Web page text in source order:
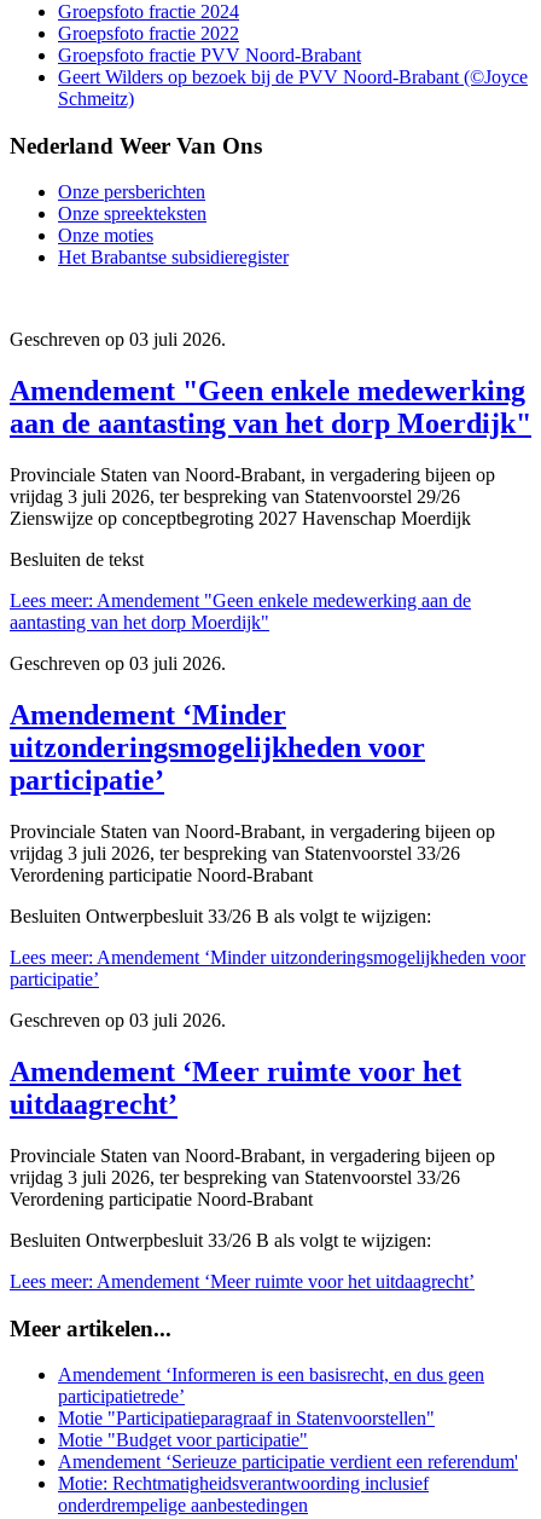
Groepsfoto fractie 2024
Groepsfoto fractie 2022
Groepsfoto fractie PVV Noord-Brabant
Geert Wilders op bezoek bij de PVV Noord-Brabant (©Joyce
Schmeitz)
Nederland Weer Van Ons
Onze persberichten
Onze spreekteksten
Onze moties
Het Brabantse subsidieregister
Geschreven op 03 juli 2026.
Amendement "Geen enkele medewerking
aan de aantasting van het dorp Moerdijk"
Provinciale Staten van Noord-Brabant, in vergadering bijeen op
vrijdag 3 juli 2026, ter bespreking van Statenvoorstel 29/26
Zienswijze op conceptbegroting 2027 Havenschap Moerdijk
Besluiten de tekst
Lees meer: Amendement "Geen enkele medewerking aan de
aantasting van het dorp Moerdijk"
Geschreven op 03 juli 2026.
Amendement ‘Minder
uitzonderingsmogelijkheden voor
participatie’
Provinciale Staten van Noord-Brabant, in vergadering bijeen op
vrijdag 3 juli 2026, ter bespreking van Statenvoorstel 33/26
Verordening participatie Noord-Brabant
Besluiten Ontwerpbesluit 33/26 B als volgt te wijzigen:
Lees meer: Amendement ‘Minder uitzonderingsmogelijkheden voor
participatie’
Geschreven op 03 juli 2026.
Amendement ‘Meer ruimte voor het
uitdaagrecht’
Provinciale Staten van Noord-Brabant, in vergadering bijeen op
vrijdag 3 juli 2026, ter bespreking van Statenvoorstel 33/26
Verordening participatie Noord-Brabant
Besluiten Ontwerpbesluit 33/26 B als volgt te wijzigen:
Lees meer: Amendement ‘Meer ruimte voor het uitdaagrecht’
Meer artikelen...
Amendement ‘Informeren is een basisrecht, en dus geen
participatietrede’
Motie "Participatieparagraaf in Statenvoorstellen"
Motie "Budget voor participatie"
Amendement ‘Serieuze participatie verdient een referendum'
Motie: Rechtmatigheidsverantwoording inclusief
onderdrempelige aanbestedingen